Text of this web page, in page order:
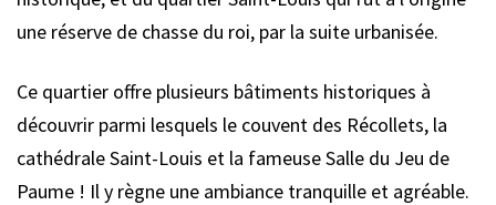
une réserve de chasse du roi, par la suite urbanisée.
Ce quartier offre plusieurs bâtiments historiques à
découvrir parmi lesquels le couvent des Récollets, la
cathédrale Saint-Louis et la fameuse Salle du Jeu de
Paume ! Il y règne une ambiance tranquille et agréable.